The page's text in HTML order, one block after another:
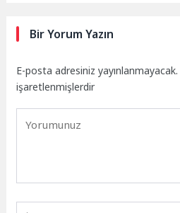
Bir Yorum Yazın
E-posta adresiniz yayınlanmayacak.
işaretlenmişlerdir